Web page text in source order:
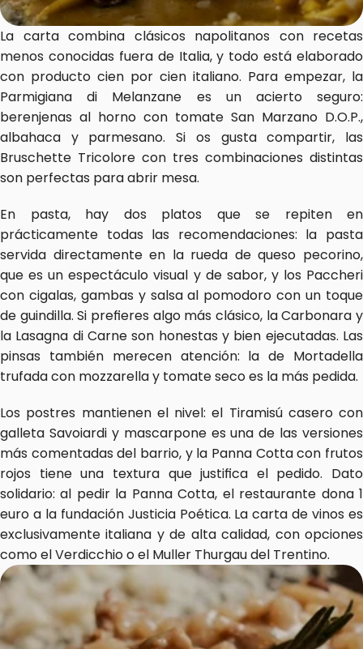
La carta combina clásicos napolitanos con recetas
menos conocidas fuera de Italia, y todo está elaborado
con producto cien por cien italiano. Para empezar, la
Parmigiana di Melanzane es un acierto seguro:
berenjenas al horno con tomate San Marzano D.O.P.,
albahaca y parmesano. Si os gusta compartir, las
Bruschette Tricolore con tres combinaciones distintas
son perfectas para abrir mesa.
En pasta, hay dos platos que se repiten en
prácticamente todas las recomendaciones: la pasta
servida directamente en la rueda de queso pecorino,
que es un espectáculo visual y de sabor, y los Paccheri
con cigalas, gambas y salsa al pomodoro con un toque
de guindilla. Si prefieres algo más clásico, la Carbonara y
la Lasagna di Carne son honestas y bien ejecutadas. Las
pinsas también merecen atención: la de Mortadella
trufada con mozzarella y tomate seco es la más pedida.
Los postres mantienen el nivel: el Tiramisú casero con
galleta Savoiardi y mascarpone es una de las versiones
más comentadas del barrio, y la Panna Cotta con frutos
rojos tiene una textura que justifica el pedido. Dato
solidario: al pedir la Panna Cotta, el restaurante dona 1
euro a la fundación Justicia Poética. La carta de vinos es
exclusivamente italiana y de alta calidad, con opciones
como el Verdicchio o el Muller Thurgau del Trentino.